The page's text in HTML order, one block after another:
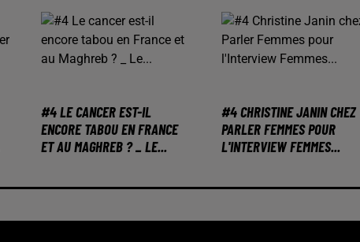
#4 LE CANCER EST-IL
ENCORE TABOU EN FRANCE
ET AU MAGHREB ? _ LE...
#4 CHRISTINE JANIN CHEZ
PARLER FEMMES POUR
L'INTERVIEW FEMMES...